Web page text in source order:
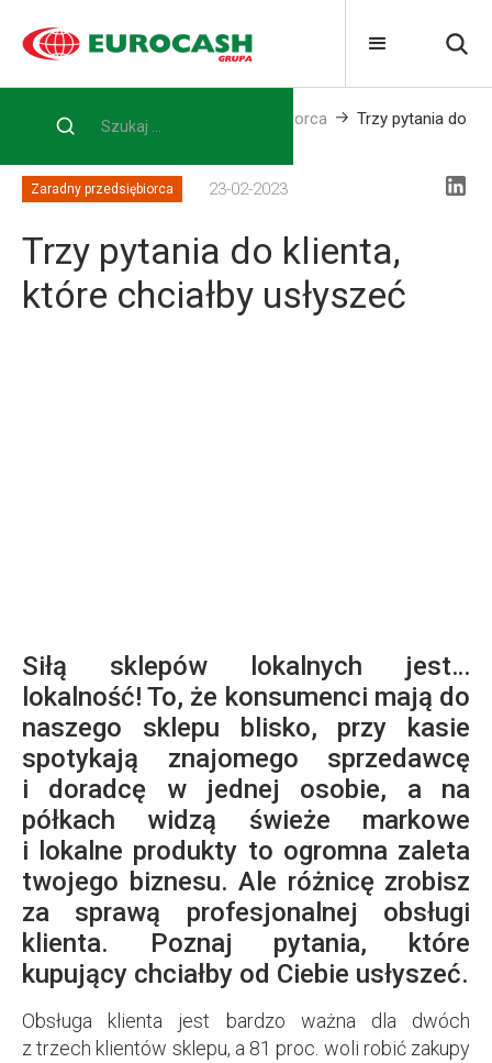
Home Blog Zaradny przedsiębiorca
Trzy pytania do
Zaradny przedsiębiorca 23-02-2023
Trzy pytania do klienta,
które chciałby usłyszeć
Siłą sklepów lokalnych jest…
lokalność! To, że konsumenci mają do
naszego sklepu blisko, przy kasie
spotykają znajomego sprzedawcę
i doradcę w jednej osobie, a na
półkach widzą świeże markowe
i lokalne produkty to ogromna zaleta
twojego biznesu. Ale różnicę zrobisz
za sprawą profesjonalnej obsługi
klienta. Poznaj pytania, które
kupujący chciałby od Ciebie usłyszeć.
Obsługa klienta jest bardzo ważna dla dwóch
z trzech klientów sklepu, a 81 proc. woli robić zakupy